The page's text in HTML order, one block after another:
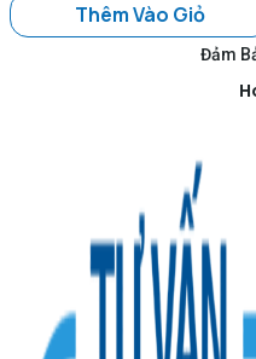
Thêm Vào Giỏ
Đảm